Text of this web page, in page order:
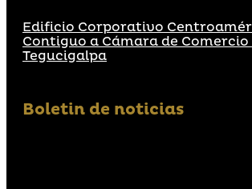
Edificio Corporativo
Contiguo a Cámara de Comercio
Tegucigalpa
Boletin de noticias